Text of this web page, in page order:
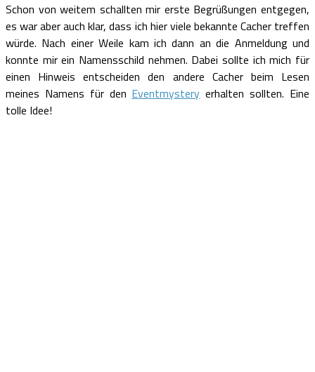
Schon von weitem schallten mir erste Begrüßungen entgegen,
es war aber auch klar, dass ich hier viele bekannte Cacher treffen
würde. Nach einer Weile kam ich dann an die Anmeldung und
konnte mir ein Namensschild nehmen. Dabei sollte ich mich für
einen Hinweis entscheiden den andere Cacher beim Lesen
meines Namens für den Eventmystery erhalten sollten. Eine
tolle Idee!